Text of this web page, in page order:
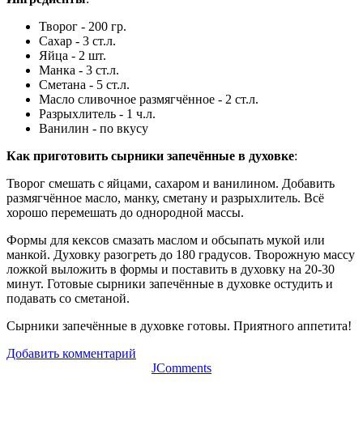
Творог - 200 гр.
Сахар - 3 ст.л.
Яйца - 2 шт.
Манка - 3 ст.л.
Сметана - 5 ст.л.
Масло сливочное размягчённое - 2 ст.л.
Разрыхлитель - 1 ч.л.
Ванилин - по вкусу
Как приготовить сырники запечённые в духовке:
Творог смешать с яйцами, сахаром и ванилином. Добавить
размягчённое масло, манку, сметану и разрыхлитель. Всё
хорошо перемешать до однородной массы.
Формы для кексов смазать маслом и обсыпать мукой или
манкой. Духовку разогреть до 180 градусов. Творожную массу
ложкой выложить в формы и поставить в духовку на 20-30
минут. Готовые сырники запечённые в духовке остудить и
подавать со сметаной.
Сырники запечённые в духовке готовы. Приятного аппетита!
Добавить комментарий
JComments